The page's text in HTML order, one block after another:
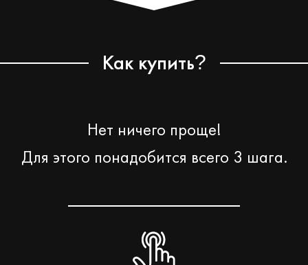
Как купить?
Нет ничего проще!
Для этого понадобится всего 3 шага.